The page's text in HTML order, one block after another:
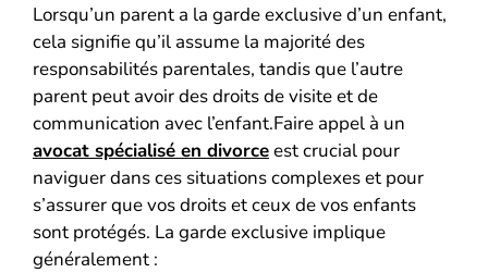
Lorsqu’un parent a la garde exclusive d’un enfant,
cela signifie qu’il assume la majorité des
responsabilités parentales, tandis que l’autre
parent peut avoir des droits de visite et de
communication avec l’enfant.Faire appel à un
avocat spécialisé en divorceest crucial pour
naviguer dans ces situations complexes et pour
s’assurer que vos droits et ceux de vos enfants
sont protégés. La garde exclusive implique
généralement :